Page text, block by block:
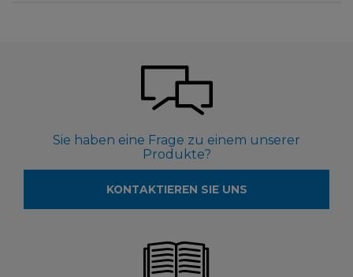
Sie haben eine Frage zu einem unserer
Produkte?
KONTAKTIEREN SIE UNS